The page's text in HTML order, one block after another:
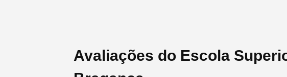
Avaliações do Escola